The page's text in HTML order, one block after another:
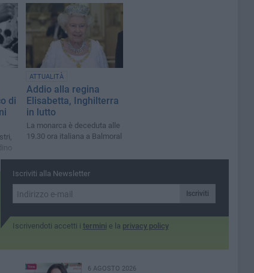
di
ATTUALITÀ
Addio alla regina
Elisabetta, Inghilterra
in lutto
La monarca è deceduta alle
19.30 ora italiana a Balmoral
Iscriviti alla Newsletter
Iscriviti
Iscrivendoti accetti i termini e la privacy policy
6 AGOSTO 2026